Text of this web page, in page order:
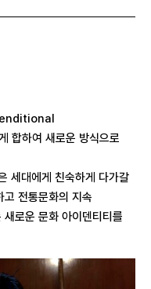
합하여 새로운 방식으로
세대에게 친숙하게 다가갈
전통문화의 지속
로운 문화 아이덴티티를